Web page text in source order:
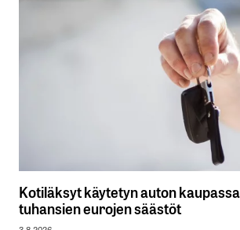
Kotiläksyt käytetyn auton
tuhansien eurojen säästöt